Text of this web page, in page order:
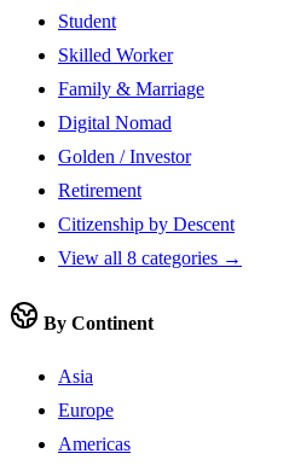
Student
Skilled Worker
Family & Marriage
Digital Nomad
Golden / Investor
Retirement
Citizenship by Descent
View all 8 categories →
By Continent
Asia
Europe
Americas